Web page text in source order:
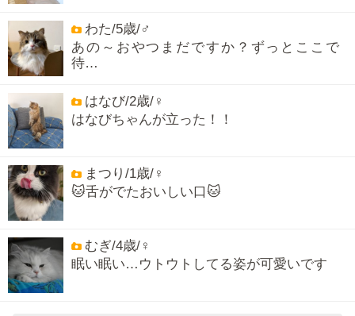
わた/5歳/♂
あの～おやつまだですか？ずっとここで
待…
はなび/2歳/♀
はなびちゃんが立った！！
まつり/1歳/♀
🐱舌がでたおいしい口🐱
むぎ/4歳/♀
眠い眠い…ウトウトしてる姿が可愛いです